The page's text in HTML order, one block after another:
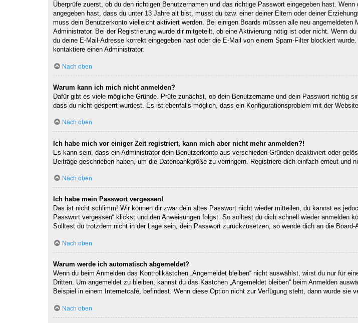
Überprüfe zuerst, ob du den richtigen Benutzernamen und das richtige Passwort eingegeben hast.
angegeben hast, dass du unter 13 Jahre alt bist, musst du bzw. einer deiner Eltern oder deiner
muss dein Benutzerkonto vielleicht aktiviert werden. Bei einigen Boards müssen alle neu
Administrator. Bei der Registrierung wurde dir mitgeteilt, ob eine Aktivierung nötig ist oder nicht. Wenn
du deine E-Mail-Adresse korrekt eingegeben hast oder die E-Mail von einem Spam-Filter blockiert
kontaktiere einen Administrator.
Nach oben
Warum kann ich mich nicht anmelden?
Dafür gibt es viele mögliche Gründe. Prüfe zunächst, ob dein Benutzername und dein Passwort richtig
dass du nicht gesperrt wurdest. Es ist ebenfalls möglich, dass ein Konfigurationsproblem mit der
Nach oben
Ich habe mich vor einiger Zeit registriert, kann mich aber nicht mehr anmelden?!
Es kann sein, dass ein Administrator dein Benutzerkonto aus verschieden Gründen deaktiviert oder
Beiträge geschrieben haben, um die Datenbankgröße zu verringern. Registriere dich einfach erneut und
Nach oben
Ich habe mein Passwort vergessen!
Das ist nicht schlimm! Wir können dir zwar dein altes Passwort nicht wieder mitteilen, du kannst es
Passwort vergessen“ klickst und den Anweisungen folgst. So solltest du dich schnell wieder anmelden
Solltest du trotzdem nicht in der Lage sein, dein Passwort zurückzusetzen, so wende dich an die Board-
Nach oben
Warum werde ich automatisch abgemeldet?
Wenn du beim Anmelden das Kontrollkästchen „Angemeldet bleiben“ nicht auswählst, wirst du nur für
Dritten. Um angemeldet zu bleiben, kannst du das Kästchen „Angemeldet bleiben“ beim Anmelden
Beispiel in einem Internetcafé, befindest. Wenn diese Option nicht zur Verfügung steht, dann wurde sie
Nach oben